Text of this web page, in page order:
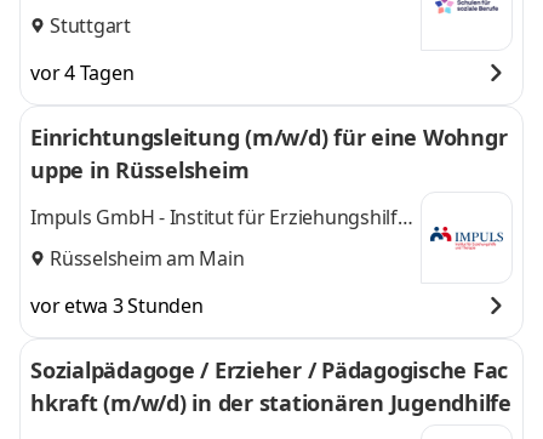
Stuttgart
vor 4 Tagen
Einrichtungsleitung (m/w/d) für eine Wohngr
uppe in Rüsselsheim
Impuls GmbH - Institut für Erziehungshilfe
und Therapie
Rüsselsheim am Main
vor etwa 3 Stunden
Sozialpädagoge / Erzieher / Pädagogische Fac
hkraft (m/w/d) in der stationären Jugendhilfe